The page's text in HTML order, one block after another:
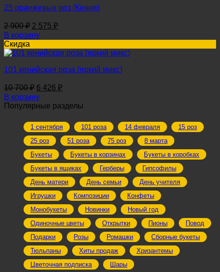
25 оранжевых роз (Кения)
2 900₽ Первоначальная
цена
составляла
2
2 575 ₽Текущая
2
575 ₽.
В корзину
Скидка
101 кенийская роза (яркий микс)
10 700₽ Первоначальная
цена
составляла
700 ₽.
6 426 ₽Текущая
6
В корзину
Популярные разделы
1 сентября 101 роза 14 февраля
15 роз
25 роз
51 роза 75 роз
8 марта
Букеты
Букеты в корзинах
Букеты в коробках
Букеты в ящиках
Герберы
Гипсофилы
День матери
День семьи
День учителя
Игрушки
Композиции
Конфеты
Монобукеты
Новинки
Новый год
Одиночные цветы
Открытки Пионы
Повод
Подарки
Розы Ромашки
Сборные букеты
Тюльпаны
Хиты продаж
Хризантемы
Цветочная подписка
Шары